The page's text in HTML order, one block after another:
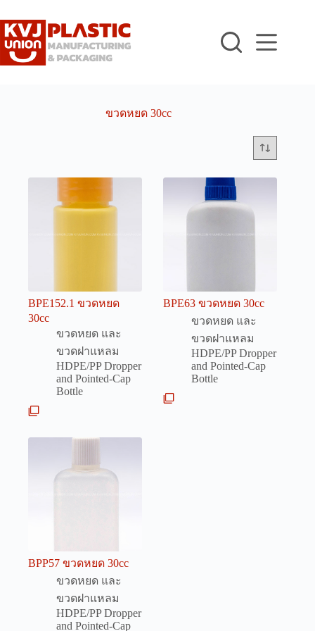
to
content
ขวดหยด 30cc
BPE152.1 ขวดหยด
30cc
ขวดหยด และ
ขวดฝาแหลม
HDPE/PP Dropper
and Pointed-Cap
Bottle
BPE63 ขวดหยด 30cc
ขวดหยด และ
ขวดฝาแหลม
HDPE/PP Dropper
and Pointed-Cap
Bottle
BPP57 ขวดหยด 30cc
ขวดหยด และ
ขวดฝาแหลม
HDPE/PP Dropper
and Pointed-Cap